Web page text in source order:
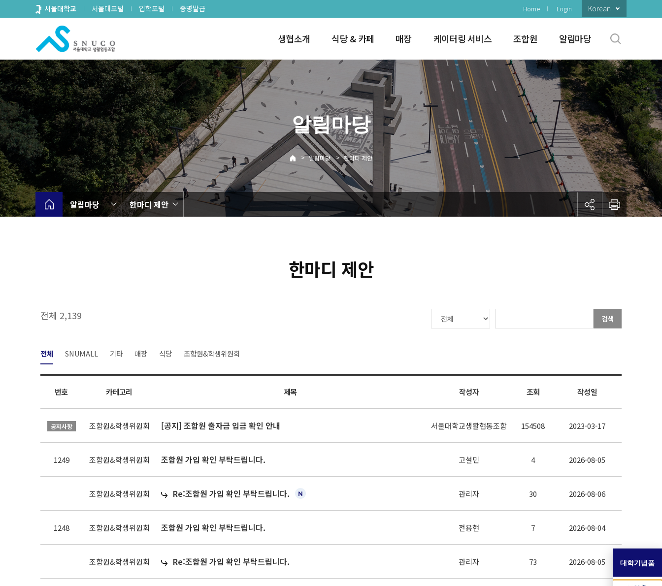
로
뉴
서울대학교 서울대포털 입학포털 증명발급 Home Login Korean
생협소개 식당 & 카페 매장 케이터링 서비스 조합원 알림마당
알림마당
> 알림마당 > 한마디 제안
알림마당 한마디 제안
한마디 제안
전체 2,139 검색
전체 SNUMALL 기타 매장 식당 조합원&학생위원회
번호 카테고리 제목 작성자 조회 작성일
공지사항 조합원&학생위원회 [공지] 조합원 출자금 입금 확인 안내 서울대학교생활협동조합 154508 2023-03-17
1249 조합원&학생위원회 조합원 가입 확인 부탁드립니다. 고설민 4 2026-08-05
조합원&학생위원회 Re:조합원 가입 확인 부탁드립니다. 관리자 30 2026-08-06
1248 조합원&학생위원회 조합원 가입 확인 부탁드립니다. 전용현 7 2026-08-04
조합원&학생위원회 Re:조합원 가입 확인 부탁드립니다. 관리자 73 2026-08-05 대학기념품